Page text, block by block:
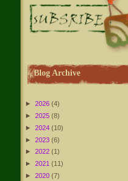
Blog Archive
► 2026 (4)
► 2025 (8)
► 2024 (10)
► 2023 (6)
► 2022 (1)
► 2021 (11)
► 2020 (7)